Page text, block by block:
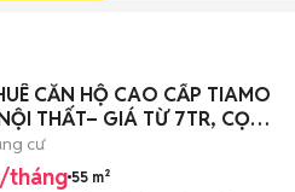
CĂN HỘ CAO CẤP TIAMO
THẤT– GIÁ TỪ 7TR, CỌC 1
cư
tháng55 m²